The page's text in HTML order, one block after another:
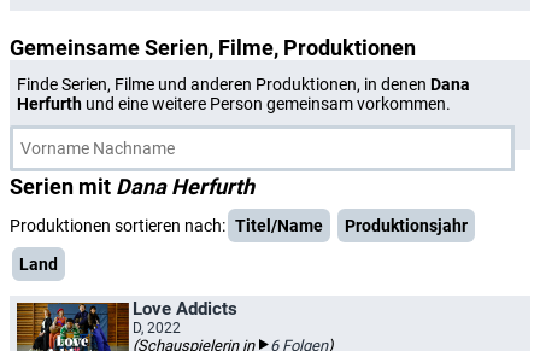
Gemeinsame Serien, Filme, Produktionen
Finde Serien, Filme und anderen Produktionen, in denen Dana
Herfurth und eine weitere Person gemeinsam vorkommen.
Serien mit Dana Herfurth
Produktionen sortieren nach: Titel/Name
Produktionsjahr
Land
Love Addicts
D, 2022
(Schauspielerin in 6 Folgen)